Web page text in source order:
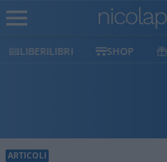
LIBERILIBRI SHOP
ARTICOLI